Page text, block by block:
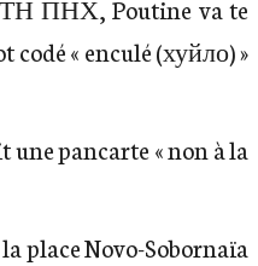
ПНХ, Poutine va te
« enculé (хуйло) »
une pancarte « non à la
place Novo-Sobornaïa